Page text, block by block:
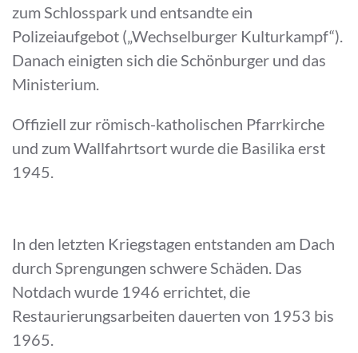
zum Schlosspark und entsandte ein
Polizeiaufgebot („Wechselburger Kulturkampf“).
Danach einigten sich die Schönburger und das
Ministerium.
Offiziell zur römisch-katholischen Pfarrkirche
und zum Wallfahrtsort wurde die Basilika erst
1945.
In den letzten Kriegstagen entstanden am Dach
durch Sprengungen schwere Schäden. Das
Notdach wurde 1946 errichtet, die
Restaurierungsarbeiten dauerten von 1953 bis
1965.